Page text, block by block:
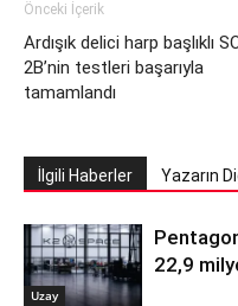
Önceki İçerik
Ardışık delici harp başlıklı
2B’nin testleri başarıyla
tamamlandı
İlgili Haberler Yazarın
Uzay
22,9